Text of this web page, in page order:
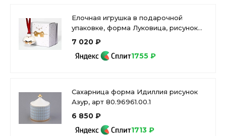
Елочная игрушка в подарочной
упаковке, форма Луковица, рисунок
Золотой бант, арт. 81.33930.00.1
7 020 ₽
1755 ₽
Сахарница форма Идиллия рисунок
Азур, арт 80.96961.00.1
6 850 ₽
1713 ₽